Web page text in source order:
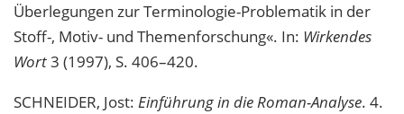
Überlegungen zur Terminologie-Problematik in der
Stoff-, Motiv- und Themenforschung«. In: Wirkendes
Wort3 (1997), S. 406–420.
SCHNEIDER, Jost: Einführung in die Roman-Analyse. 4.